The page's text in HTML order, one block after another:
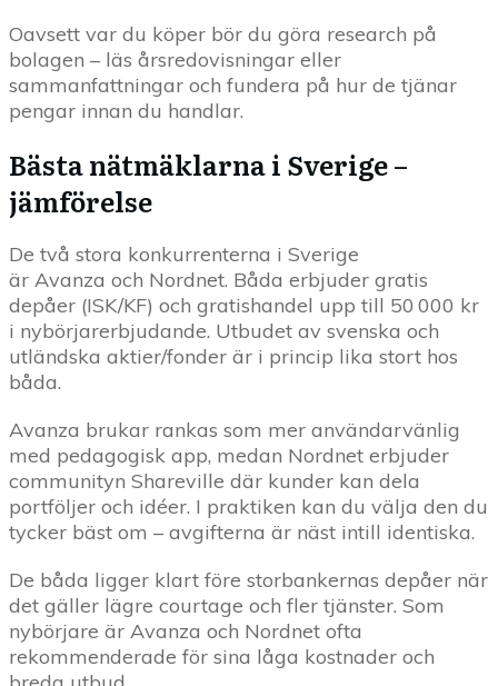
Oavsett var du köper bör du göra research på
bolagen – läs årsredovisningar eller
sammanfattningar och fundera på hur de tjänar
pengar innan du handlar.
Bästa nätmäklarna i Sverige –
jämförelse
De två stora konkurrenterna i Sverige
är Avanza och Nordnet. Båda erbjuder gratis
depåer (ISK/KF) och gratishandel upp till 50 000 kr
i nybörjarerbjudande. Utbudet av svenska och
utländska aktier/fonder är i princip lika stort hos
båda.
Avanza brukar rankas som mer användarvänlig
med pedagogisk app, medan Nordnet erbjuder
communityn Shareville där kunder kan dela
portföljer och idéer. I praktiken kan du välja den du
tycker bäst om – avgifterna är näst intill identiska.
De båda ligger klart före storbankernas depåer när
det gäller lägre courtage och fler tjänster. Som
nybörjare är Avanza och Nordnet ofta
rekommenderade för sina låga kostnader och